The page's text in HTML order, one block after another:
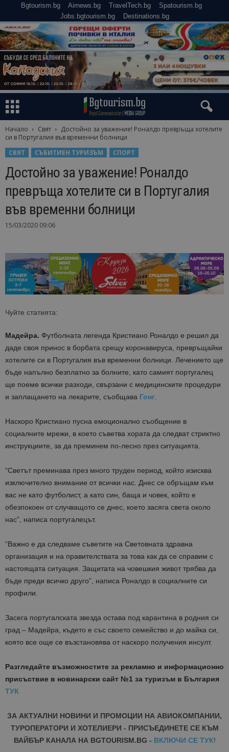
Bgtourism.bg Airnews.bg TravelTech.bg
Spatourism.bg
Jobs.bgtourism.bg
Destinations.bg
Начало Свят
Достойно за уважение! Роналдо превръща хотелите
си в Португалия във временни болници
СВЯТ
СЪБИТИЕН ТУРИЗЪМ СПОРТ
Достойно за уважение! Роналдо
превръща хотелите си в Португалия
във временни болници
15/03/2020 09:06
Чуйте статията:
Мадейра. Футболната легенда Кристиано Роналдо е решил да
даде своя принос в борбата срещу коронавируса, превръщайки
хотелите си в Португалия във временни болници. Лечението ще
бъде напълно безплатно за болните, като самият португалец
ще поеме всички разходи, свързани с медицинските процедури
и заплащането на лекарите, съобщава Гонг.
Наскоро Кристиано пусна емоционално съобщение в
социалните мрежи, в което съветва хората да следват стриктно
инструкциите, за да преминем по-лесно през ситуацията.
“Светът преминава през много труден период, който изисква
изключително внимание от всички нас. Днес се обръщам към
вас не като футболист, а като син, баща и човек, който е
обезпокоен от случващото се днес, което засяга света около
нас”, написа португалецът.
“Важно е да следваме съветите на Световната здравна
организация и на правителствата за това как да се справим с
настоящата ситуация. Защитата на човешкия живот трябва да
бъде преди всичко друго”, написа Роналдо в социалните си
профили.
Засега португалската звезда остава под карантина в родния си
град – Мадейра, където е със своето семейство и до майка си,
която все още се възстановява от наскоро получения инсулт.
Разгледайте възможностите за рекламно и информационно
присъствие в новинарски сайт №1 за туризъм в България
ТУК
ЗА АКТУАЛНИ НОВИНИ И ПРОМОЦИИ НА АВИОКОМПАНИИ,
ТУРОПЕРАТОРИ И ХОТЕЛИЕРИ - ПРИСЪЕДИНЕТЕ СЕ КЪМ
ВАЙБЪР КАНАЛА НА BGTOURISM.BG - ВКЛЮЧИ СЕ ТУК!